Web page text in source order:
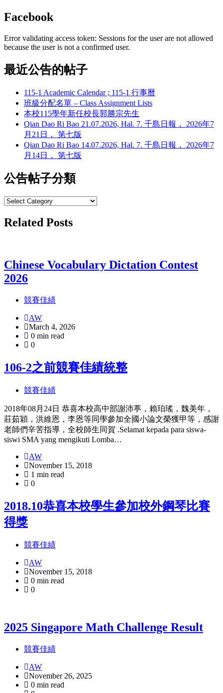
Facebook
Error validating access token: Sessions for the user are not allowed
because the user is not a confirmed user.
最近公告的帖子
115-1 Academic Calendar ; 115-1 行事曆
班級分配名單 – Class Assignment Lists
本校115學年新任校長郭勝宗先生
Qian Dao Ri Bao 21.07.2026, Hal. 7. 千島日報， 2026年7
月21日， 第七版
Qian Dao Ri Bao 14.07.2026, Hal. 7. 千島日報， 2026年7
月14日， 第七版
公告帖子分類
公
帖
Related Posts
Chinese Vocabulary Dictation Contest
2026
競賽佳績
AW
March 4, 2026
0 min read
0
106-2之前競賽佳績統整
競賽佳績
2018年08月24日 恭喜本校高中部謝沛葶，賴珀瑤，魏美年，
莊茹穎，洪維恩，李恩等同學參加全國小論文榮獲甲等，感謝
老師們辛苦指導，全校師生同賀 .Selamat kepada para siswa-
siswi SMA yang mengikuti Lomba…
AW
November 15, 2018
1 min read
0
2018.10恭喜本校學生參加校外鋼琴比賽
得獎
競賽佳績
AW
November 15, 2018
0 min read
0
2025 Singapore Math Challenge Result
競賽佳績
AW
November 26, 2025
0 min read